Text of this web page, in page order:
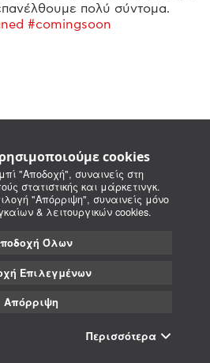
cookies
"Αποδοχή", συναινείς στη
στατιστικής και μάρκετινγκ.
"Απόρριψη", συναινείς μόνο
& λειτουργικών cookies.
Όλων
Επιλεγμένων
Απόρριψη
Περισσότερα
πολύ σύντομα.
#comingsoon